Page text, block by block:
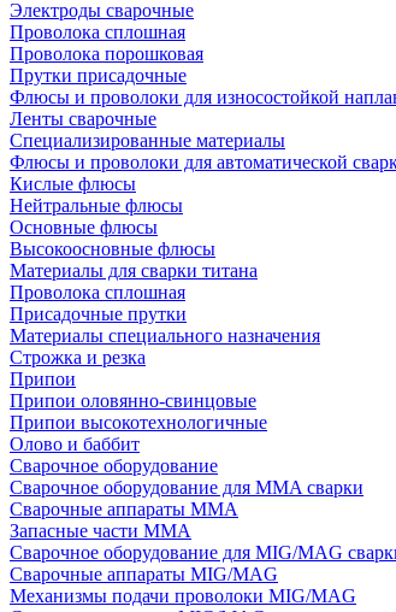
Электроды сварочные
Проволока сплошная
Проволока порошковая
Прутки присадочные
Флюсы и проволоки для износостойкой
Ленты сварочные
Специализированные материалы
Флюсы и проволоки для автоматической
Кислые флюсы
Нейтральные флюсы
Основные флюсы
Высокоосновные флюсы
Материалы для сварки титана
Проволока сплошная
Присадочные прутки
Материалы специального назначения
Строжка и резка
Припои
Припои оловянно-свинцовые
Припои высокотехнологичные
Олово и баббит
Сварочное оборудование
Сварочное оборудование для MMA сварки
Сварочные аппараты MMA
Запасные части MMA
Сварочное оборудование для MIG/MAG
Сварочные аппараты MIG/MAG
Механизмы подачи проволоки MIG/MAG